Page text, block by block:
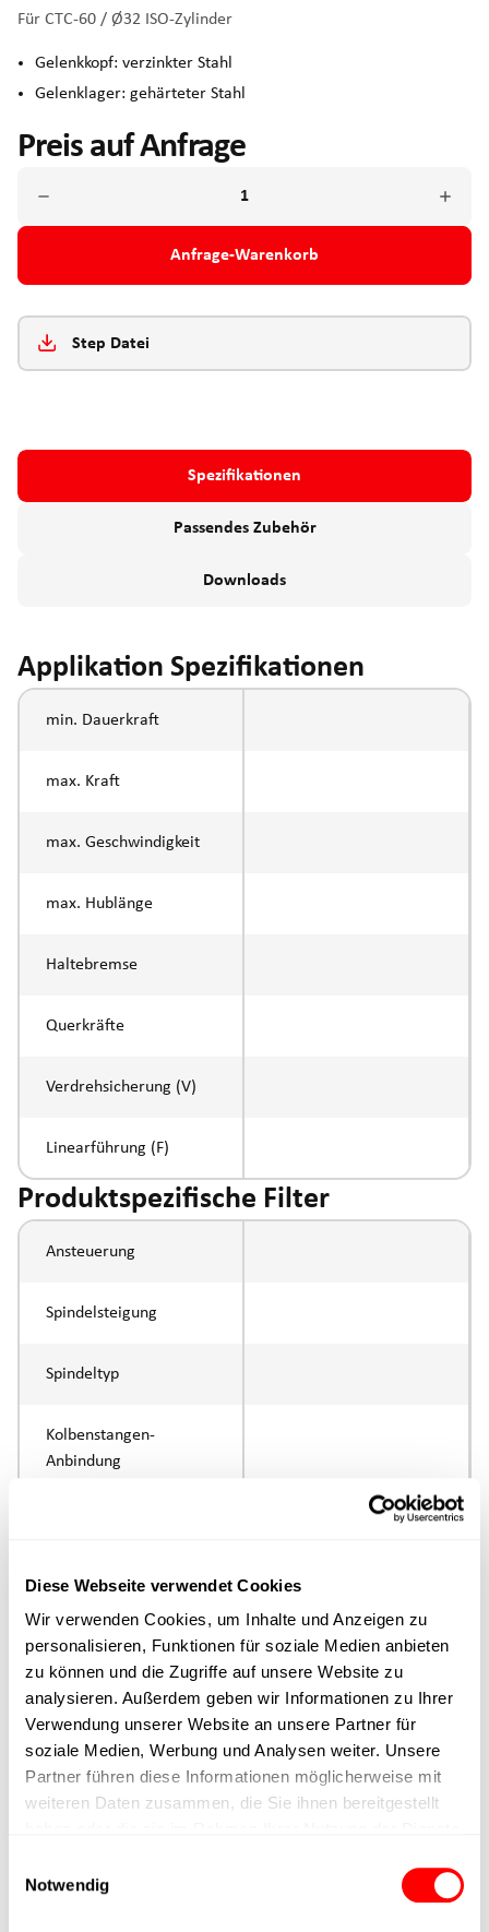
Diese Webseite verwendet Cookies
Wir verwenden Cookies, um Inhalte und Anzeigen zu
personalisieren, Funktionen für soziale Medien anbieten
zu können und die Zugriffe auf unsere Website zu
analysieren. Außerdem geben wir Informationen zu Ihrer
Verwendung unserer Website an unsere Partner für
soziale Medien, Werbung und Analysen weiter. Unsere
Partner führen diese Informationen möglicherweise mit
weiteren Daten zusammen, die Sie ihnen bereitgestellt
Notwendig
Für CTC-60 / Ø32 ISO-Zylinder
Gelenkkopf: verzinkter Stahl
Gelenklager: gehärteter Stahl
Preis auf Anfrage
Anfrage-Warenkorb
Step Datei
Spezifikationen
Passendes Zubehör
Downloads
Applikation Spezifikationen
min. Dauerkraft
max. Kraft
max. Geschwindigkeit
max. Hublänge
Haltebremse
Querkräfte
Verdrehsicherung (V)
Linearführung (F)
Produktspezifische Filter
Ansteuerung
Spindelsteigung
Spindeltyp
Kolbenstangen-
Anbindung
max. Drehzahl
Positioniergenauigkeit
Nennkraft
Max. Halterkraft
Max. Arbeitszyklen